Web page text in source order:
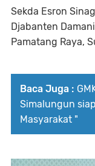
Sekda Esron
Djabanten
Pamatang Raya,
Baca Juga :
Simalungun
Masyarakat "